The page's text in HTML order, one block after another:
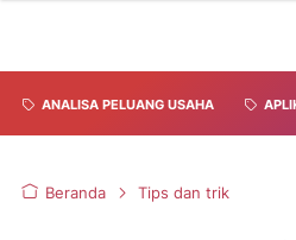
ANALISA PELUANG USAHA
Beranda Tips dan trik